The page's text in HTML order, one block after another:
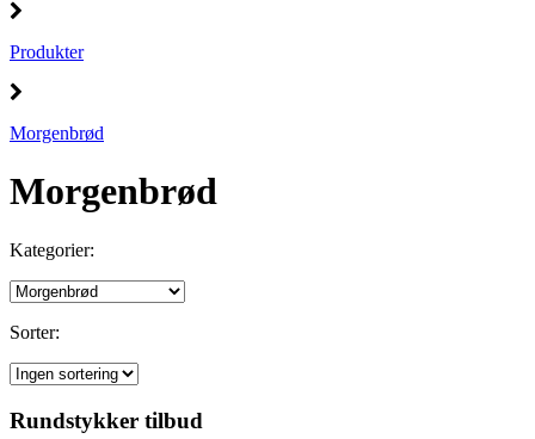
Produkter
Morgenbrød
Morgenbrød
Kategorier:
Sorter:
Rundstykker tilbud